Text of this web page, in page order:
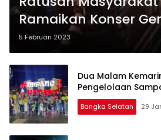
Ramaikan Konser
Balai Wisata
5 Februari 2023
Dua Malam
Pengelolaan
Bangka Selatan 29